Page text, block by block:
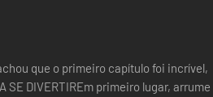
que o primeiro capítulo foi incrível,
SE DIVERTIREm primeiro lugar, arrume